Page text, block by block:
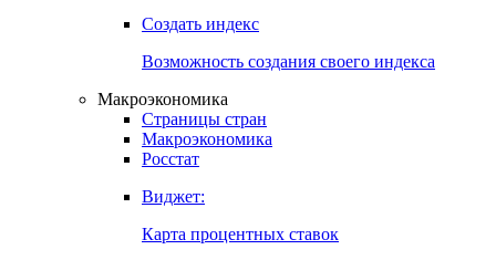
Создать индекс
Возможность создания своего индекса
Макроэкономика
Страницы стран
Макроэкономика
Росстат
Виджет:
Карта процентных ставок